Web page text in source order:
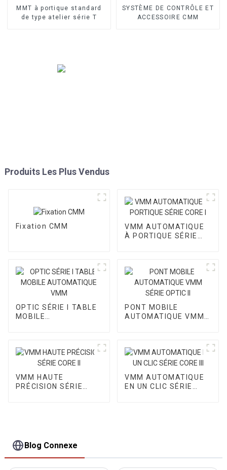
MMT à portique standard
de type atelier série T
SYSTÈME DE CONTRÔLE ET
ACCESSOIRE CMM
Produits Les Plus Vendus
Fixation CMM
VMM AUTOMATIQUE
À PORTIQUE SÉRIE
OPTIC SÉRIE I TABLE
MOBILE
PONT MOBILE
AUTOMATIQUE VMM
VMM HAUTE
PRÉCISION SÉRIE
VMM AUTOMATIQUE
EN UN CLIC SÉRIE
Blog Connexe